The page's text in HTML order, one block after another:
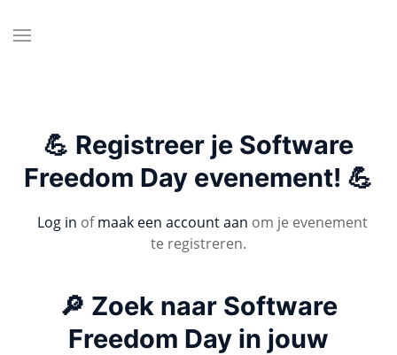
💪 Registreer je Software
Freedom Day evenement! 💪
Log in ofmaak een account aan om je evenement
te registreren.
🔎 Zoek naar Software
Freedom Day in jouw